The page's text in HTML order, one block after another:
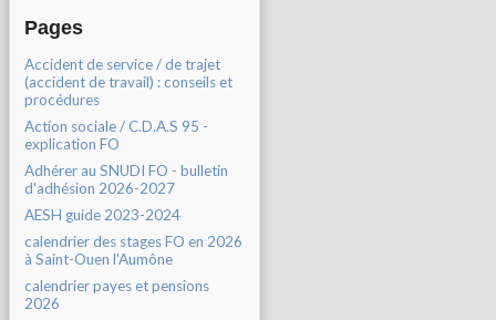
Pages
Accident de service / de trajet
(accident de travail) : conseils et
procédures
Action sociale / C.D.A.S 95 -
explication FO
Adhérer au SNUDI FO - bulletin
d'adhésion 2026-2027
AESH guide 2023-2024
calendrier des stages FO en 2026
à Saint-Ouen l'Aumône
calendrier payes et pensions
2026